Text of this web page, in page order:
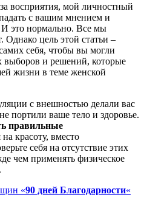
восприятия, мой личностный
с вашим мнением и
это нормально. Все мы
цель этой статьи –
себя, чтобы вы могли
выборов и решений, которые
жизни в теме женской
с внешностью делали вас
портили ваше тело и здоровье.
правильные
на красоту, вместо
себя на отсутствие этих
чем применять физическое
«90 дней Благодарности«